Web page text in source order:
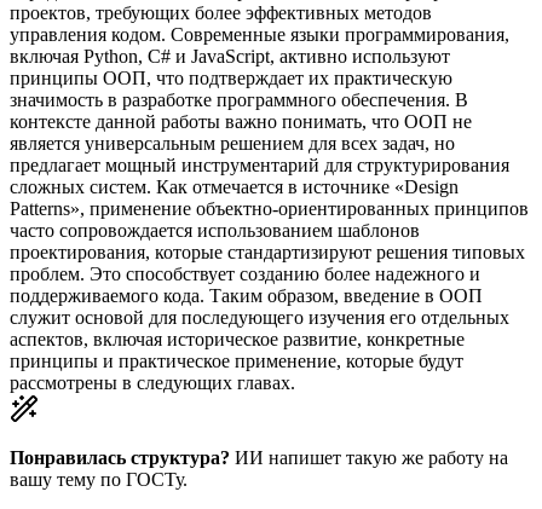
проектов, требующих более эффективных методов
управления кодом. Современные языки программирования,
включая Python, C# и JavaScript, активно используют
принципы ООП, что подтверждает их практическую
значимость в разработке программного обеспечения. В
контексте данной работы важно понимать, что ООП не
является универсальным решением для всех задач, но
предлагает мощный инструментарий для структурирования
сложных систем. Как отмечается в источнике «Design
Patterns», применение объектно-ориентированных принципов
часто сопровождается использованием шаблонов
проектирования, которые стандартизируют решения типовых
проблем. Это способствует созданию более надежного и
поддерживаемого кода. Таким образом, введение в ООП
служит основой для последующего изучения его отдельных
аспектов, включая историческое развитие, конкретные
принципы и практическое применение, которые будут
рассмотрены в следующих главах.
Понравилась структура? ИИ напишет такую же работу на
вашу тему по ГОСТу.